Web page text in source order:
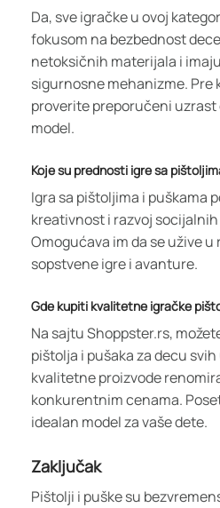
Da, sve igračke u ovoj
fokusom na bezbednost
netoksičnih materijala i
sigurnosne mehanizme. Pre
proverite preporučeni uzrast
model.
Koje su prednosti igre sa
Igra sa pištoljima i puškama
kreativnost i razvoj
Omogućava im da se užive
sopstvene igre i avanture.
Gde kupiti kvalitetne igračke
Na sajtu Shoppster.rs,
pištolja i pušaka za decu
kvalitetne proizvode
konkurentnim cenama.
idealan model za vaše dete.
Zaključak
Pištolji i puške su